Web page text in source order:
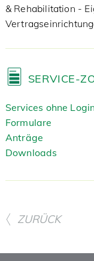
& Rehabilitation -
SERVICE-
Services ohne Login
Formulare
Anträge
Downloads
ZURÜCK